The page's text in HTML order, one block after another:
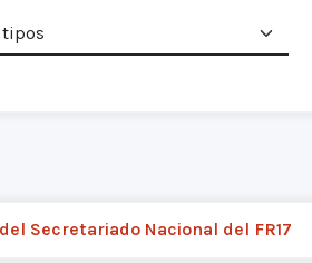
Secretariado Nacional del FR17